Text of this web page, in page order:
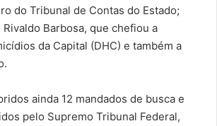
do Tribunal de Contas do Estado;
Barbosa, que chefiou a
da Capital (DHC) e também a
ainda 12 mandados de busca e
pelo Supremo Tribunal Federal,